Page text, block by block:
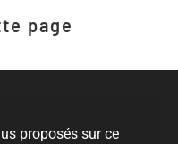
page
proposés sur ce